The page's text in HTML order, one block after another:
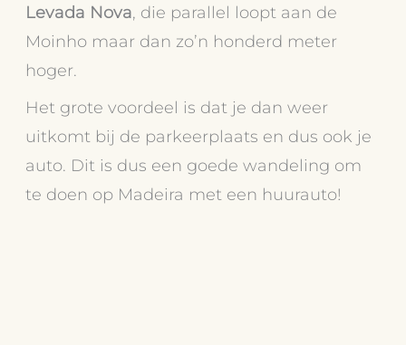
Levada Nova, die parallel loopt aan de
Moinho maar dan zo’n honderd meter
hoger.
Het grote voordeel is dat je dan weer
uitkomt bij de parkeerplaats en dus ook je
auto. Dit is dus een goede wandeling om
te doen op Madeira met een huurauto!